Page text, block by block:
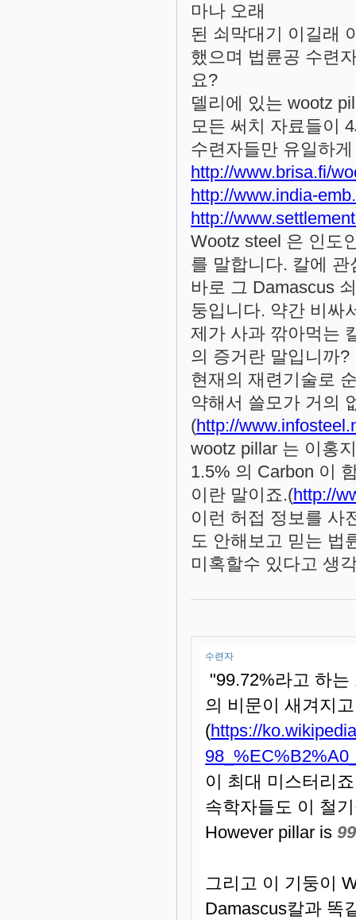
마나 오래
된 쇠막대기 이길래
했으며 법륜공 수련
요?
델리에 있는 wootz
모든 써치 자료들이
수련자들만 유일하
http://www.brisa.fi/
http://www.india-
http://
Wootz steel 은 인도
를 말합니다. 칼에
바로 그 Damascus
둥입니다. 약간 비싸
제가 사과 깎아먹는
의 증거란 말입니까
현재의 재련기술로
약해서 쓸모가 거의
(http://
wootz pillar 는 이홍
1.5% 의 Carbon 이
이란 말이죠.(http://
이런 허접 정보를 사
도 안해보고 믿는 법
미혹할수 있다고 생
수련자
"99.72%라고 하
의 비문이 새겨지
(https://
이 최대 미스터리
속학자들도 이 철
However pillar is
그리고 이 기둥이
Damascus칼과 똑